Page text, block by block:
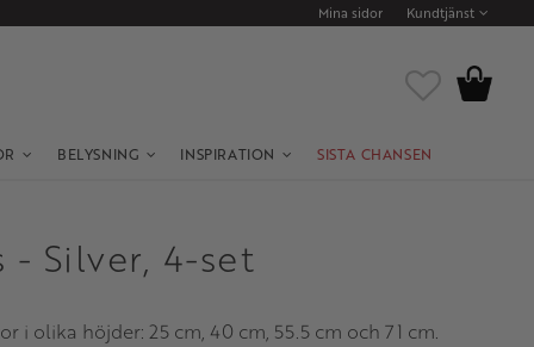
Mina sidor Kundtjänst
BELYSNING INSPIRATION SISTA CHANSEN
Favoriter
Kundvagn
- Silver, 4-set
i olika höjder: 25 cm, 40 cm, 55.5 cm och 71 cm.